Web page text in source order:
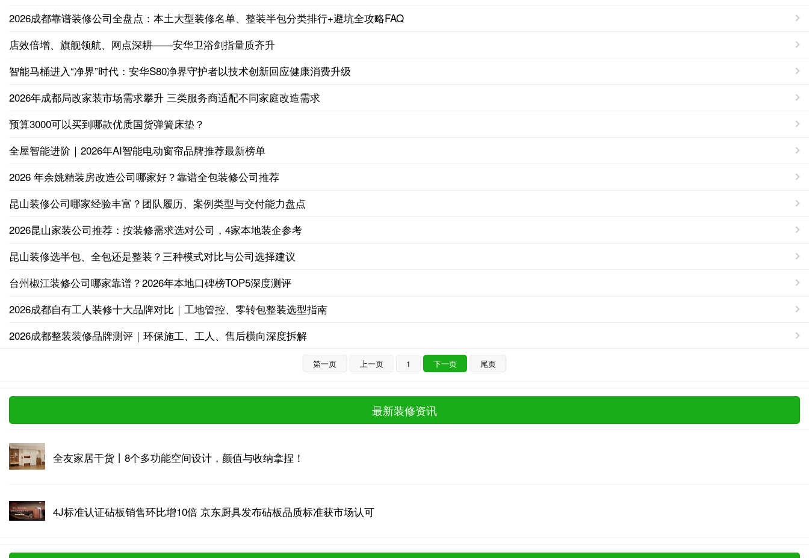
2026成都靠谱装修公司全盘点：本土大型装修名单、整装半包分类排行+避坑全攻略FAQ
店效倍增、旗舰领航、网点深耕——安华卫浴剑指量质齐升
智能马桶进入“净界”时代：安华S80净界守护者以技术创新回应健康消费升级
2026年成都局改家装市场需求攀升 三类服务商适配不同家庭改造需求
预算3000可以买到哪款优质国货弹簧床垫？
全屋智能进阶｜2026年AI智能电动窗帘品牌推荐最新榜单
2026 年余姚精装房改造公司哪家好？靠谱全包装修公司推荐
昆山装修公司哪家经验丰富？团队履历、案例类型与交付能力盘点
2026昆山家装公司推荐：按装修需求选对公司，4家本地装企参考
昆山装修选半包、全包还是整装？三种模式对比与公司选择建议
台州椒江装修公司哪家靠谱？2026年本地口碑榜TOP5深度测评
2026成都自有工人装修十大品牌对比｜工地管控、零转包整装选型指南
2026成都整装装修品牌测评｜环保施工、工人、售后横向深度拆解
第一页 上一页 1 下一页 尾页
最新装修资讯
全友家居干货丨8个多功能空间设计，颜值与收纳拿捏！
4J标准认证砧板销售环比增10倍 京东厨具发布砧板品质标准获市场认可